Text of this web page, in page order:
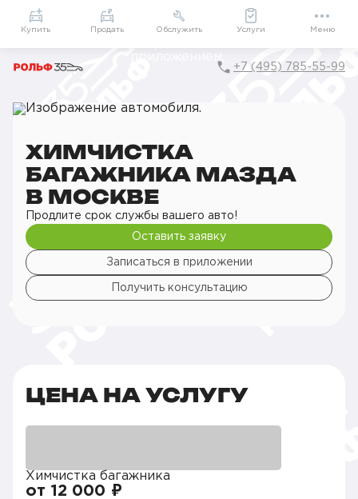
Приложение
Мой РОЛЬФ
Подарки внутри
+7 (495) 785-55-99
Главная
РОЛЬФ Сервис
Сервис Mazda
Детейлинг
Химчистка
Химчистка багажника
ХИМЧИСТКА
БАГАЖНИКА МАЗДА
В МОСКВЕ
Продлите срок службы вашего авто!
Оставить заявку
Записаться в приложении
Получить консультацию
ЦЕНА НА УСЛУГУ
Химчистка багажника
от 12 000 ₽
Купить Продать Обслужить Услуги Меню